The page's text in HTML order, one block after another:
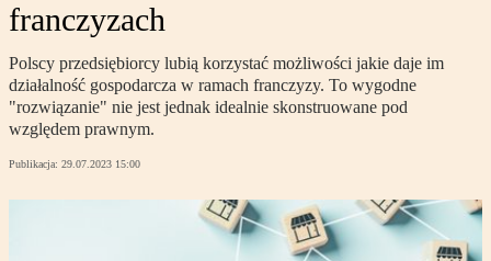
franczyzach
Polscy przedsiębiorcy lubią korzystać możliwości jakie daje im
działalność gospodarcza w ramach franczyzy. To wygodne
"rozwiązanie" nie jest jednak idealnie skonstruowane pod
względem prawnym.
Publikacja: 29.07.2023 15:00